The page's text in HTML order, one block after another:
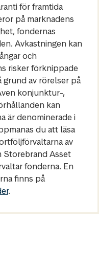
för framtida
på marknadens
fondernas
Avkastningen kan
och
risker förknippade
grund av rörelser på
konjunktur-,
kan
är denominerade i
du att läsa
av
Storebrand Asset
fonderna. En
finns på
.